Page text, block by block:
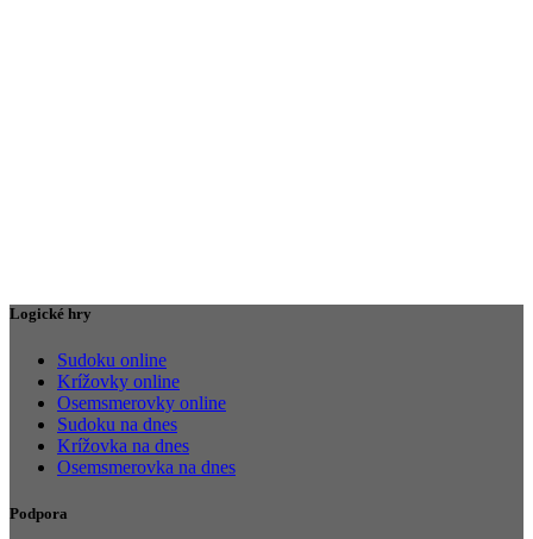
Logické hry
Sudoku online
Krížovky online
Osemsmerovky online
Sudoku na dnes
Krížovka na dnes
Osemsmerovka na dnes
Podpora